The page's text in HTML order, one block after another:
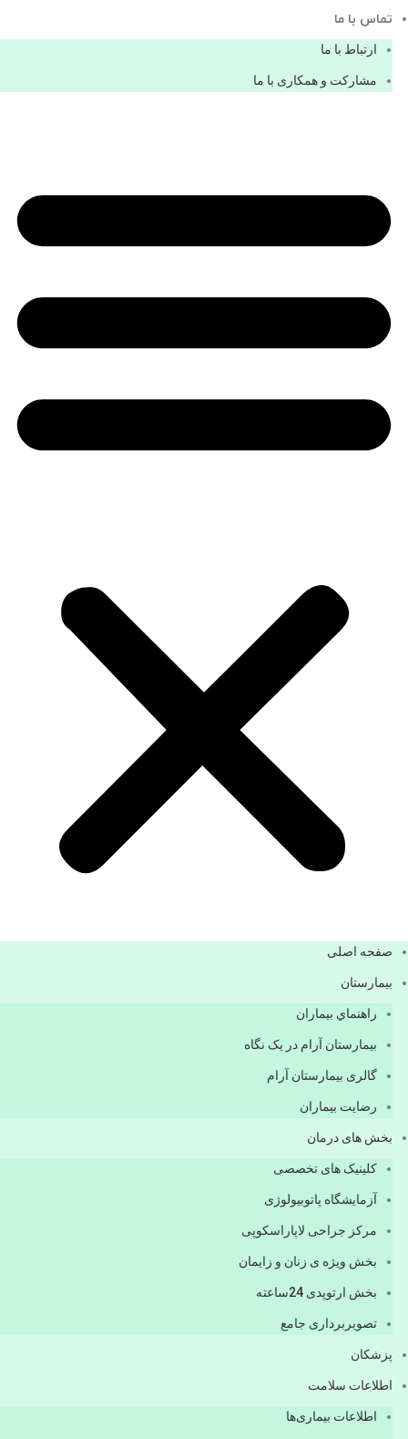
تماس با ما
ارتباط با ما
مشاركت و همكاری با ما
صفحه اصلی
بيمارستان
راهنماي بیماران
بیمارستان آرام در یک نگاه
گالری بیمارستان آرام
رضایت بیماران
بخش های درمان
کلینیک های تخصصی
آزمایشگاه پاتوبیولوژی
مرکز جراحی لاپاراسکوپی
بخش ویژه ی زنان و زایمان
بخش ارتوپدی 24ساعته
تصویربرداری جامع
پزشكان
اطلاعات سلامت
اطلاعات بیماری‌ها